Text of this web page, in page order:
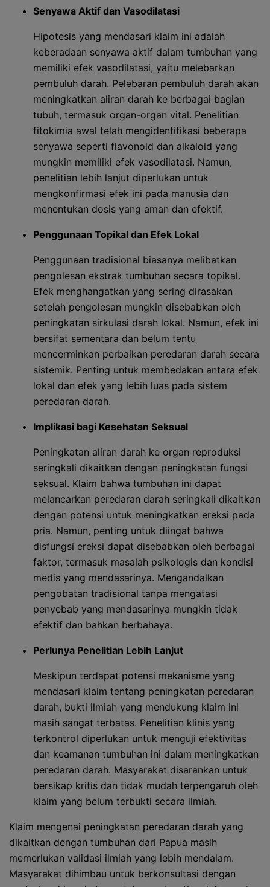
Senyawa Aktif dan Vasodilatasi
Hipotesis yang mendasari klaim ini adalah
keberadaan senyawa aktif dalam tumbuhan yang
memiliki efek vasodilatasi, yaitu melebarkan
pembuluh darah. Pelebaran pembuluh darah akan
meningkatkan aliran darah ke berbagai bagian
tubuh, termasuk organ-organ vital. Penelitian
fitokimia awal telah mengidentifikasi beberapa
senyawa seperti flavonoid dan alkaloid yang
mungkin memiliki efek vasodilatasi. Namun,
penelitian lebih lanjut diperlukan untuk
mengkonfirmasi efek ini pada manusia dan
menentukan dosis yang aman dan efektif.
Penggunaan Topikal dan Efek Lokal
Penggunaan tradisional biasanya melibatkan
pengolesan ekstrak tumbuhan secara topikal.
Efek menghangatkan yang sering dirasakan
setelah pengolesan mungkin disebabkan oleh
peningkatan sirkulasi darah lokal. Namun, efek ini
bersifat sementara dan belum tentu
mencerminkan perbaikan peredaran darah secara
sistemik. Penting untuk membedakan antara efek
lokal dan efek yang lebih luas pada sistem
peredaran darah.
Implikasi bagi Kesehatan Seksual
Peningkatan aliran darah ke organ reproduksi
seringkali dikaitkan dengan peningkatan fungsi
seksual. Klaim bahwa tumbuhan ini dapat
melancarkan peredaran darah seringkali dikaitkan
dengan potensi untuk meningkatkan ereksi pada
pria. Namun, penting untuk diingat bahwa
disfungsi ereksi dapat disebabkan oleh berbagai
faktor, termasuk masalah psikologis dan kondisi
medis yang mendasarinya. Mengandalkan
pengobatan tradisional tanpa mengatasi
penyebab yang mendasarinya mungkin tidak
efektif dan bahkan berbahaya.
Perlunya Penelitian Lebih Lanjut
Meskipun terdapat potensi mekanisme yang
mendasari klaim tentang peningkatan peredaran
darah, bukti ilmiah yang mendukung klaim ini
masih sangat terbatas. Penelitian klinis yang
terkontrol diperlukan untuk menguji efektivitas
dan keamanan tumbuhan ini dalam meningkatkan
peredaran darah. Masyarakat disarankan untuk
bersikap kritis dan tidak mudah terpengaruh oleh
klaim yang belum terbukti secara ilmiah.
Klaim mengenai peningkatan peredaran darah yang
dikaitkan dengan tumbuhan dari Papua masih
memerlukan validasi ilmiah yang lebih mendalam.
Masyarakat dihimbau untuk berkonsultasi dengan